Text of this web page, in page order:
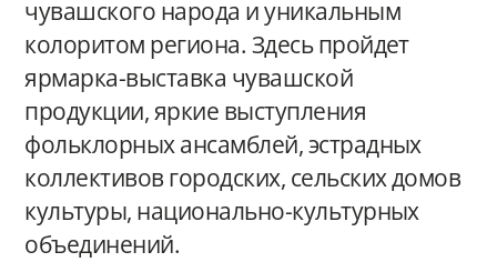
чувашского народа и уникальным
колоритом региона. Здесь пройдет
ярмарка-выставка чувашской
продукции, яркие выступления
фольклорных ансамблей, эстрадных
коллективов городских, сельских домов
культуры, национально-культурных
объединений.